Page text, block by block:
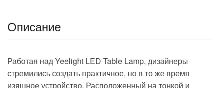
Описание
Работая над Yeelight LED Table Lamp, дизайнеры
стремились создать практичное, но в то же время
изящное устройство. Расположенный на тонкой и